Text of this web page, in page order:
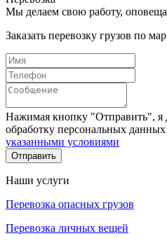
Мы делаем свою работу,
Заказать перевозку грузов по
Нажимая кнопку "Отправить", я
обработку персональных данных
указанными условиями
Отправить
Наши услуги
Перевозка опасных грузов
Перевозка личных вещей